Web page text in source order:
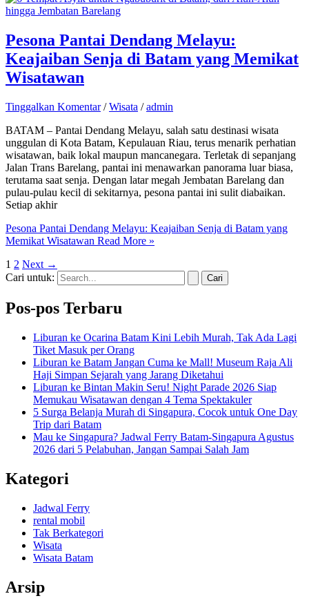
Pesona Pantai Dendang Melayu:
Keajaiban Senja di Batam yang Memikat
Wisatawan
Tinggalkan Komentar /Wisata /admin
BATAM – Pantai Dendang Melayu, salah satu destinasi wisata
unggulan di Kota Batam, Kepulauan Riau, terus menarik perhatian
wisatawan, baik lokal maupun mancanegara. Terletak di sepanjang
Jalan Trans Barelang, pantai ini menawarkan panorama luar biasa,
terutama saat senja. Dengan latar megah Jembatan Barelang dan
pulau-pulau kecil di sekitarnya, pesona pantai ini sulit diabaikan.
Setiap akhir
Pesona Pantai Dendang Melayu: Keajaiban Senja di Batam yang
Memikat Wisatawan Read More »
1 2 Next →
Cari untuk:
Pos-pos Terbaru
Liburan ke Ocarina Batam Kini Lebih Murah, Tak Ada Lagi
Tiket Masuk per Orang
Liburan ke Batam Jangan Cuma ke Mall! Museum Raja Ali
Haji Simpan Sejarah yang Jarang Diketahui
Liburan ke Bintan Makin Seru! Night Parade 2026 Siap
Memukau Wisatawan dengan 4 Tema Spektakuler
5 Surga Belanja Murah di Singapura, Cocok untuk One Day
Trip dari Batam
Mau ke Singapura? Jadwal Ferry Batam-Singapura Agustus
2026 dari 5 Pelabuhan, Jangan Sampai Salah Jam
Kategori
Jadwal Ferry
rental mobil
Tak Berkategori
Wisata
Wisata Batam
Arsip